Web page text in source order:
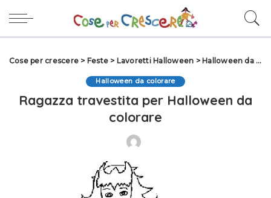
Cose per crescere > Feste > Lavoretti Halloween > Halloween da colorare
Halloween da colorare
Ragazza travestita per Halloween da
colorare